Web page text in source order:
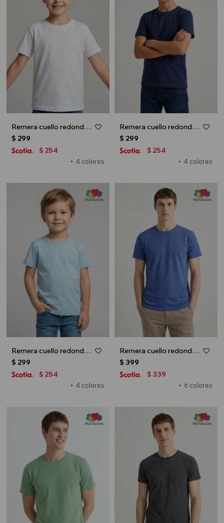
Remera cuello redondo ICONIC 150 - UNISEX - Blanco
+ 4 colores
$ 299
$ 254
Remera cuello redondo ICONIC 150 - UNISEX - Azul marino
+ 4 colores
$ 299
$ 254
Remera cuello redondo ICONIC 150 - UNISEX - Celeste
+ 4 colores
$ 299
$ 254
Remera cuello redondo ICONIC 150 - Azul marino
+ 6 colores
$ 399
$ 339